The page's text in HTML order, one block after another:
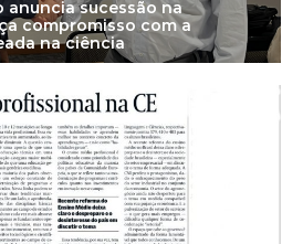
anuncia sucessão na
compromisso com a
na ciência